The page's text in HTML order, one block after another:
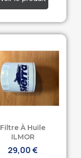
Filtre À Huile
ILMOR
29,00 €